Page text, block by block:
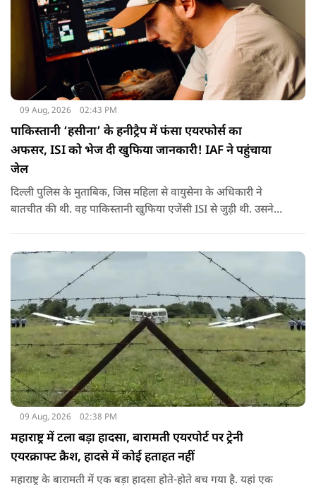
09 Aug, 2026 02:43 PM
पाकिस्तानी ‘हसीना’ के हनीट्रैप में फंसा एयरफोर्स का
अफसर, ISI को भेज दी खुफिया जानकारी! IAF ने पहुंचाया
जेल
दिल्ली पुलिस के मुताबिक, जिस महिला से वायुसेना के अधिकारी ने
बातचीत की थी. वह पाकिस्तानी खुफिया एजेंसी ISI से जुड़ी थी. उसने
09 Aug, 2026 02:38 PM
महाराष्ट्र में टला बड़ा हादसा, बारामती एयरपोर्ट पर ट्रेनी
एयरक्राफ्ट क्रैश, हादसे में कोई हताहत नहीं
महाराष्ट्र के बारामती में एक बड़ा हादसा होते-होते बच गया है. यहां एक